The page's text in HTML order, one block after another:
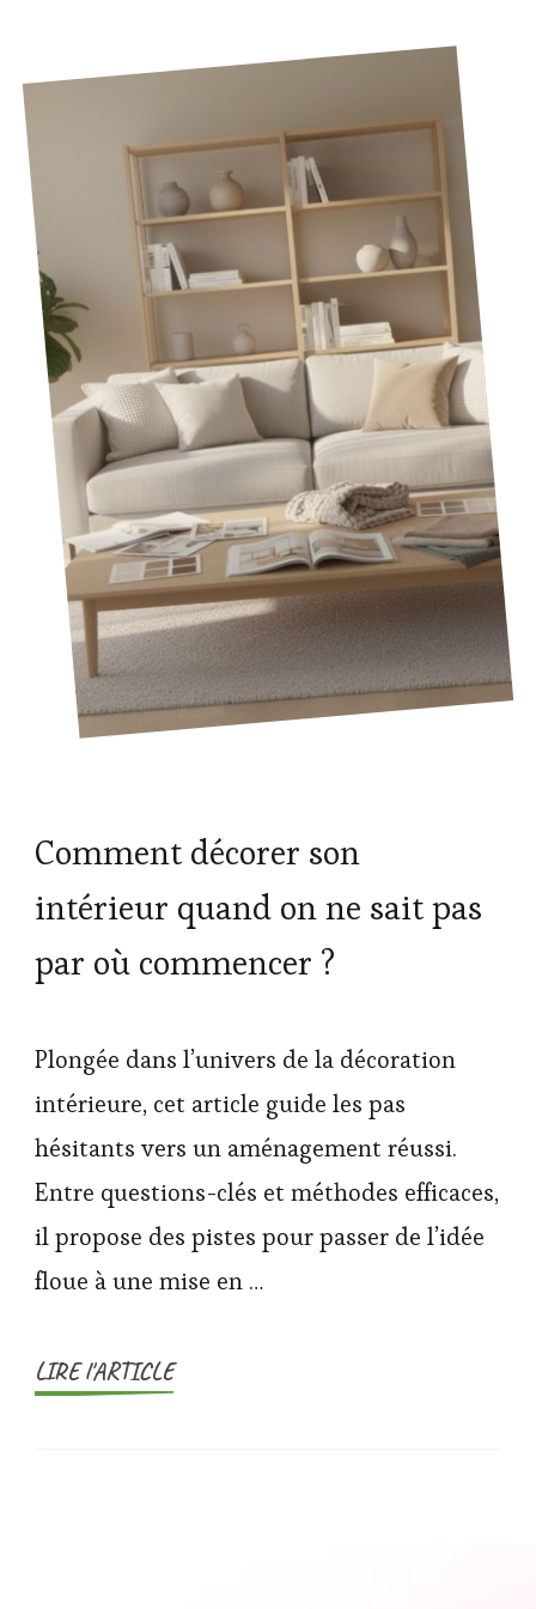
Comment décorer son
intérieur quand on ne sait pas
par où commencer ?
Plongée dans l’univers de la décoration
intérieure, cet article guide les pas
hésitants vers un aménagement réussi.
Entre questions-clés et méthodes efficaces,
il propose des pistes pour passer de l’idée
floue à une mise en …
LIRE l'ARTICLE